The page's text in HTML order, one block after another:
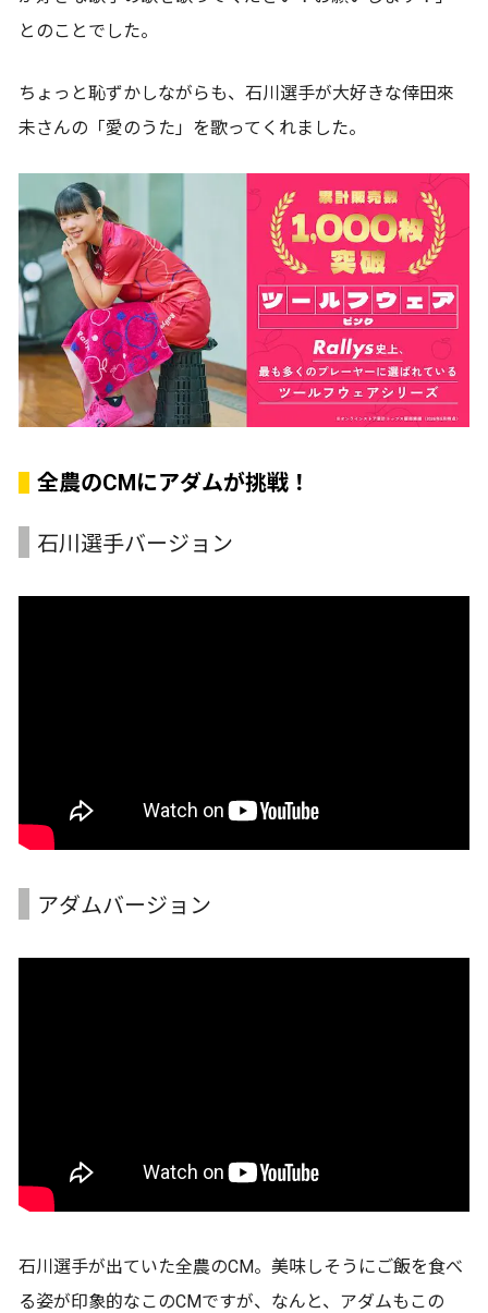
とのことでした。
ちょっと恥ずかしながらも、石川選手が大好きな倖田來
未さんの「愛のうた」を歌ってくれました。
全農のCMにアダムが挑戦！
石川選手バージョン
アダムバージョン
石川選手が出ていた全農のCM。美味しそうにご飯を食べ
る姿が印象的なこのCMですが、なんと、アダムもこの